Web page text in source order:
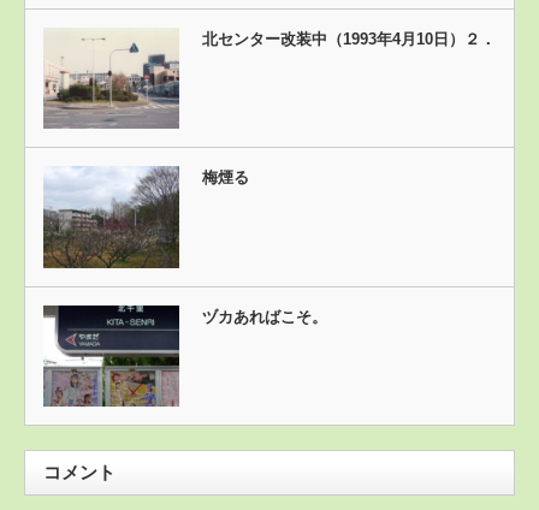
北センター改装中（1993年4月10日）２．
梅煙る
ヅカあればこそ。
コメント